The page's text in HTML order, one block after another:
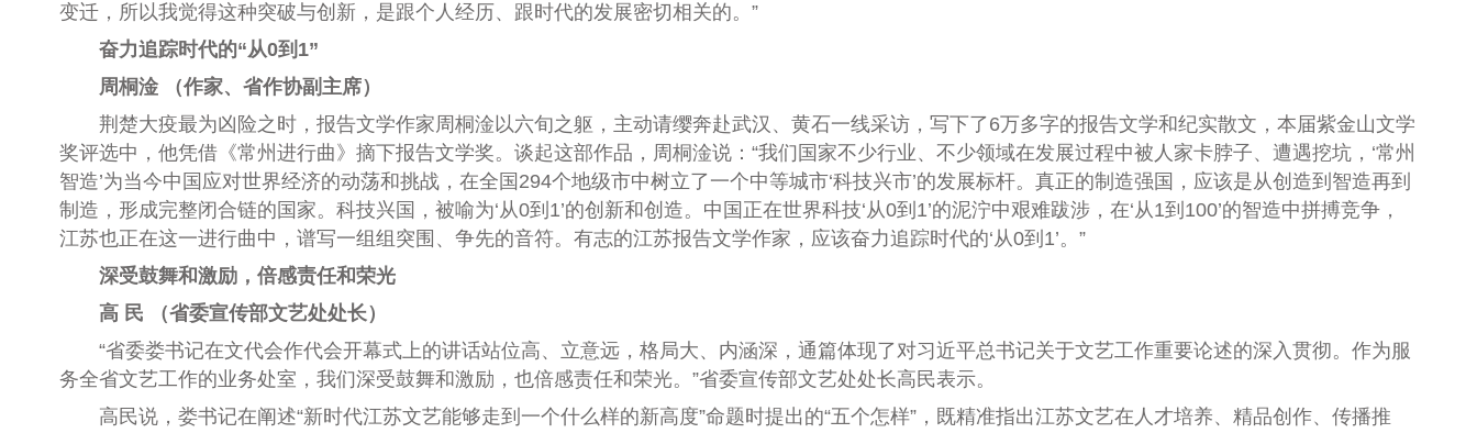
变迁，所以我觉得这种突破与创新，是跟个人经历、跟时代的发展密切相关的。”
奋力追踪时代的“从0到1”
周桐淦 （作家、省作协副主席）
荆楚大疫最为凶险之时，报告文学作家周桐淦以六旬之躯，主动请缨奔赴武汉、黄石一线采访，写下了6万多字的报告文学和纪实散文，本届紫金山文学
奖评选中，他凭借《常州进行曲》摘下报告文学奖。谈起这部作品，周桐淦说：“我们国家不少行业、不少领域在发展过程中被人家卡脖子、遭遇挖坑，‘常州
智造’为当今中国应对世界经济的动荡和挑战，在全国294个地级市中树立了一个中等城市‘科技兴市’的发展标杆。真正的制造强国，应该是从创造到智造再到
制造，形成完整闭合链的国家。科技兴国，被喻为‘从0到1’的创新和创造。中国正在世界科技‘从0到1’的泥泞中艰难跋涉，在‘从1到100’的智造中拼搏竞争，
江苏也正在这一进行曲中，谱写一组组突围、争先的音符。有志的江苏报告文学作家，应该奋力追踪时代的‘从0到1’。”
深受鼓舞和激励，倍感责任和荣光
高 民 （省委宣传部文艺处处长）
“省委娄书记在文代会作代会开幕式上的讲话站位高、立意远，格局大、内涵深，通篇体现了对习近平总书记关于文艺工作重要论述的深入贯彻。作为服
务全省文艺工作的业务处室，我们深受鼓舞和激励，也倍感责任和荣光。”省委宣传部文艺处处长高民表示。
高民说，娄书记在阐述“新时代江苏文艺能够走到一个什么样的新高度”命题时提出的“五个怎样”，既精准指出江苏文艺在人才培养、精品创作、传播推